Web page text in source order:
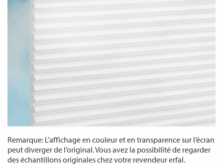
Remarque: L’affichage en couleur et en transparence sur l’écran
peut diverger de l’original. Vous avez la possibilité de regarder
des échantillons originales chez votre revendeur erfal.